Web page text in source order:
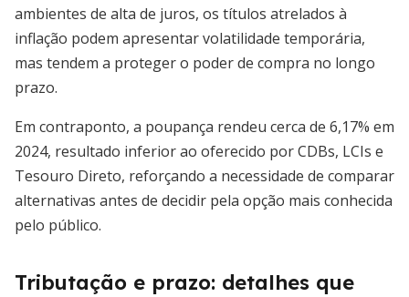
ambientes de alta de juros, os títulos atrelados à
inflação podem apresentar volatilidade temporária,
mas tendem a proteger o poder de compra no longo
prazo.
Em contraponto, a poupança rendeu cerca de 6,17% em
2024, resultado inferior ao oferecido por CDBs, LCIs e
Tesouro Direto, reforçando a necessidade de comparar
alternativas antes de decidir pela opção mais conhecida
pelo público.
Tributação e prazo: detalhes que